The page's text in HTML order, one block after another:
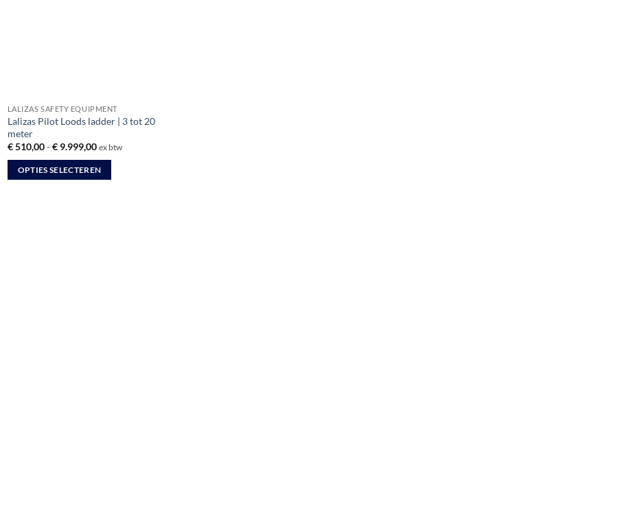
LALIZAS SAFETY EQUIPMENT
Lalizas Pilot Loods ladder | 3 tot 20
meter
€510,00-€9.999,00Prijsklasse:
tot
€ 9.999,00
ex btw
OPTIES SELECTEREN